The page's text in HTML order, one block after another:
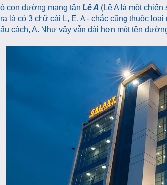
con đường mang tân Lê A (Lê A là một
là có 3 chữ cái L, E, A - chắc cũng thuộc
cách, A. Như vậy vẫn dài hơn một tên